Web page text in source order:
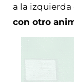
a la izquierda
con otro